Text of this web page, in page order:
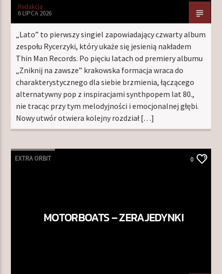
Redakcja
6 LIPCA 2026
„Lato” to pierwszy singiel zapowiadający czwarty album
zespołu Rycerzyki, który ukaże się jesienią nakładem
Thin Man Records. Po pięciu latach od premiery albumu
„Zniknij na zawsze” krakowska formacja wraca do
charakterystycznego dla siebie brzmienia, łączącego
alternatywny pop z inspiracjami synthpopem lat 80.,
nie tracąc przy tym melodyjności i emocjonalnej głębi.
Nowy utwór otwiera kolejny rozdział […]
EXTRA ORBIT 0
MOTORBOATS – ZERAJEDYNKI